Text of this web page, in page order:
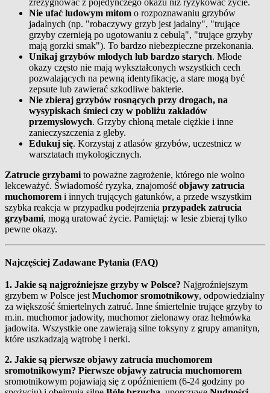
zrezygnować z pojedynczego okazu niż ryzykować życie.
Nie ufać ludowym mitom o rozpoznawaniu grzybów
jadalnych (np. "robaczywy grzyb jest jadalny", "trujące
grzyby czernieją po ugotowaniu z cebulą", "trujące grzyby
mają gorzki smak"). To bardzo niebezpieczne przekonania.
Unikaj grzybów młodych lub bardzo starych. Młode
okazy często nie mają wykształconych wszystkich cech
pozwalających na pewną identyfikację, a stare mogą być
zepsute lub zawierać szkodliwe bakterie.
Nie zbieraj grzybów rosnących przy drogach, na
wysypiskach śmieci czy w pobliżu zakładów
przemysłowych. Grzyby chłoną metale ciężkie i inne
zanieczyszczenia z gleby.
Edukuj się. Korzystaj z atlasów grzybów, uczestnicz w
warsztatach mykologicznych.
Zatrucie grzybami to poważne zagrożenie, którego nie wolno
lekceważyć. Świadomość ryzyka, znajomość objawy zatrucia
muchomorem i innych trujących gatunków, a przede wszystkim
szybka reakcja w przypadku podejrzenia przypadek zatrucia
grzybami, mogą uratować życie. Pamiętaj: w lesie zbieraj tylko
pewne okazy.
Najczęściej Zadawane Pytania (FAQ)
1. Jakie są najgroźniejsze grzyby w Polsce? Najgroźniejszym
grzybem w Polsce jest Muchomor sromotnikowy, odpowiedzialny
za większość śmiertelnych zatruć. Inne śmiertelnie trujące grzyby to
m.in. muchomor jadowity, muchomor zielonawy oraz hełmówka
jadowita. Wszystkie one zawierają silne toksyny z grupy amanityn,
które uszkadzają wątrobę i nerki.
2. Jakie są pierwsze objawy zatrucia muchomorem
sromotnikowym? Pierwsze objawy zatrucia muchomorem
sromotnikowym pojawiają się z opóźnieniem (6-24 godziny po